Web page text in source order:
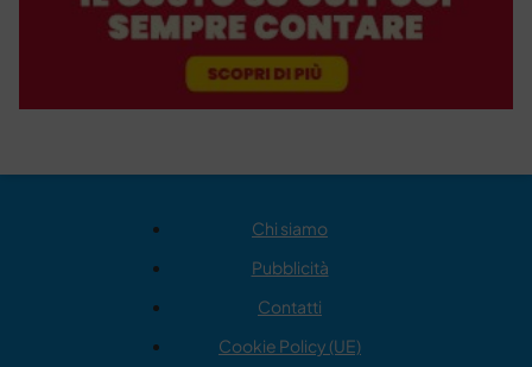
Chi siamo
Pubblicità
Contatti
Cookie Policy (UE)